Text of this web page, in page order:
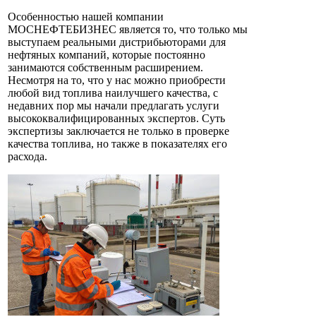
Особенностью нашей компании
МОСНЕФТЕБИЗНЕС является то, что только мы
выступаем реальными дистрибьюторами для
нефтяных компаний, которые постоянно
занимаются собственным расширением.
Несмотря на то, что у нас можно приобрести
любой вид топлива наилучшего качества, с
недавних пор мы начали предлагать услуги
высококвалифицированных экспертов. Суть
экспертизы заключается не только в проверке
качества топлива, но также в показателях его
расхода.